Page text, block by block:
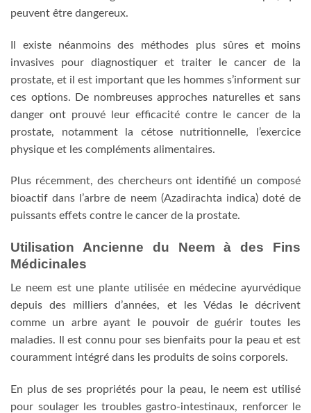
peuvent être dangereux.
Il existe néanmoins des méthodes plus sûres et moins
invasives pour diagnostiquer et traiter le cancer de la
prostate, et il est important que les hommes s’informent sur
ces options. De nombreuses approches naturelles et sans
danger ont prouvé leur efficacité contre le cancer de la
prostate, notamment la cétose nutritionnelle, l’exercice
physique et les compléments alimentaires.
Plus récemment, des chercheurs ont identifié un composé
bioactif dans l’arbre de neem (Azadirachta indica) doté de
puissants effets contre le cancer de la prostate.
Utilisation Ancienne du Neem à des Fins
Médicinales
Le neem est une plante utilisée en médecine ayurvédique
depuis des milliers d’années, et les Védas le décrivent
comme un arbre ayant le pouvoir de guérir toutes les
maladies. Il est connu pour ses bienfaits pour la peau et est
couramment intégré dans les produits de soins corporels.
En plus de ses propriétés pour la peau, le neem est utilisé
pour soulager les troubles gastro-intestinaux, renforcer le